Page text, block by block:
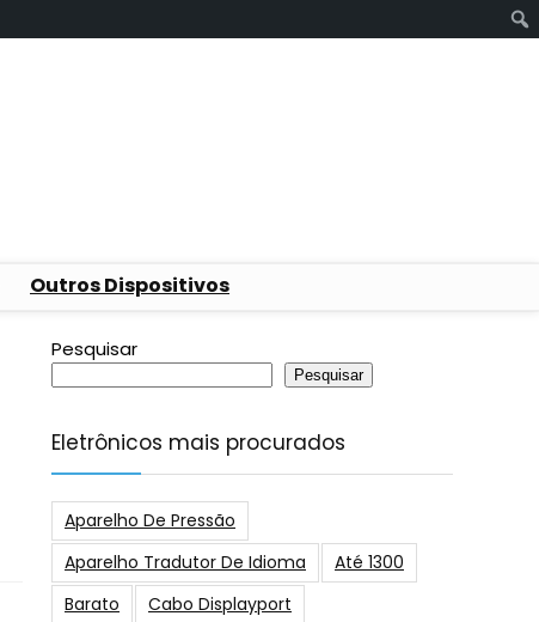
Outros Dispositivos
Pesquisar
Pesquisar
Eletrônicos mais procurados
Aparelho De Pressão
Aparelho Tradutor De Idioma
Até 1300
Barato
Cabo Displayport